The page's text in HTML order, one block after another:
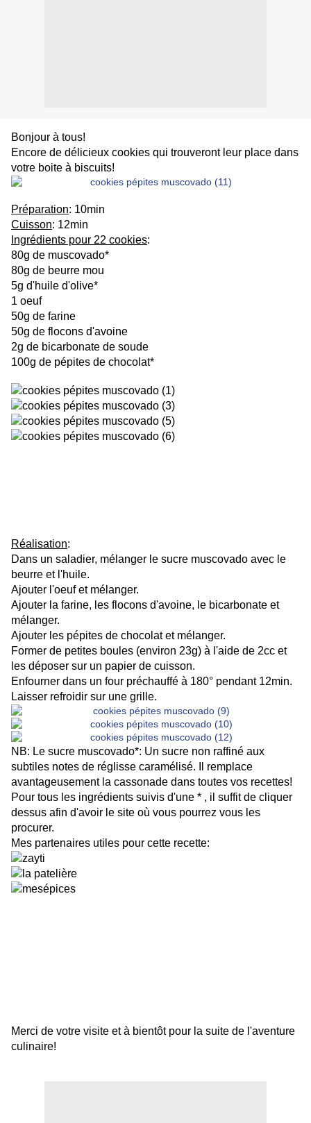
Bonjour à tous!
Encore de délicieux cookies qui trouveront leur place dans
votre boite à biscuits!
Préparation: 10min
Cuisson: 12min
Ingrédients pour 22 cookies:
80g de muscovado*
80g de beurre mou
5g d'huile d'olive*
1 oeuf
50g de farine
50g de flocons d'avoine
2g de bicarbonate de soude
100g de pépites de chocolat*
Réalisation:
Dans un saladier, mélanger le sucre muscovado avec le
beurre et l'huile.
Ajouter l'oeuf et mélanger.
Ajouter la farine, les flocons d'avoine, le bicarbonate et
mélanger.
Ajouter les pépites de chocolat et mélanger.
Former de petites boules (environ 23g) à l'aide de 2cc et
les déposer sur un papier de cuisson.
Enfourner dans un four préchauffé à 180° pendant 12min.
Laisser refroidir sur une grille.
NB: Le sucre muscovado*: Un sucre non raffiné aux
subtiles notes de réglisse caramélisé. Il remplace
avantageusement la cassonade dans toutes vos recettes!
Pour tous les ingrédients suivis d'une * , il suffit de cliquer
dessus afin d'avoir le site où vous pourrez vous les
procurer.
Mes partenaires utiles pour cette recette:
Merci de votre visite et à bientôt pour la suite de l'aventure
culinaire!